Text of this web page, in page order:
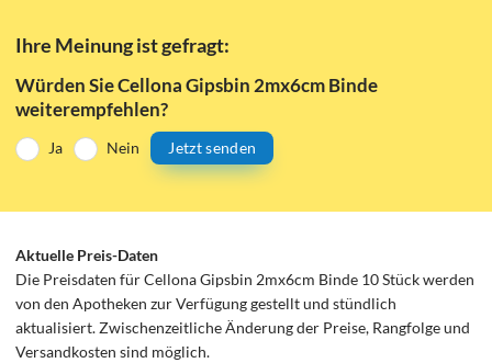
Ihre Meinung ist gefragt:
Würden Sie Cellona Gipsbin 2mx6cm Binde
weiterempfehlen?
Ja Nein Jetzt senden
Aktuelle Preis-Daten
Die Preisdaten für Cellona Gipsbin 2mx6cm Binde 10 Stück werden
von den Apotheken zur Verfügung gestellt und stündlich
aktualisiert. Zwischenzeitliche Änderung der Preise, Rangfolge und
Versandkosten sind möglich.